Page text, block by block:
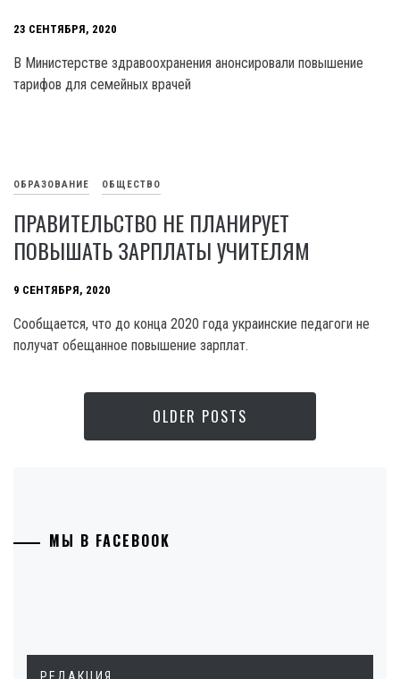
23 СЕНТЯБРЯ, 2020
В Министерстве здравоохранения анонсировали повышение
тарифов для семейных врачей
ОБРАЗОВАНИЕ ОБЩЕСТВО
ПРАВИТЕЛЬСТВО НЕ ПЛАНИРУЕТ
ПОВЫШАТЬ ЗАРПЛАТЫ УЧИТЕЛЯМ
9 СЕНТЯБРЯ, 2020
Сообщается, что до конца 2020 года украинские педагоги не
получат обещанное повышение зарплат.
OLDER POSTS
МЫ В FACEBOOK